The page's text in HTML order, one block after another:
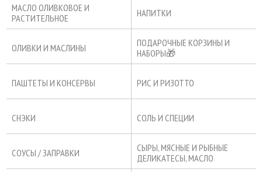
МАСЛО ОЛИВКОВОЕ И
РАСТИТЕЛЬНОЕ
НАПИТКИ
ОЛИВКИ И МАСЛИНЫ
ПОДАРОЧНЫЕ КОРЗИНЫ И
НАБОРЫ🎁
ПАШТЕТЫ И КОНСЕРВЫ РИС И РИЗОТТО
СНЭКИ СОЛЬ И СПЕЦИИ
СОУСЫ / ЗАПРАВКИ
СЫРЫ, МЯСНЫЕ И РЫБНЫЕ
ДЕЛИКАТЕСЫ, МАСЛО